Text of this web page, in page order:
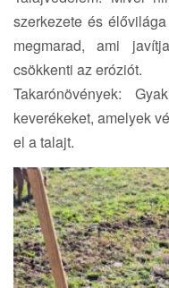
szerkezete és
megmarad, ami
csökkenti az eróziót.
Takarónövények:
keverékeket, amelyek
el a talajt.